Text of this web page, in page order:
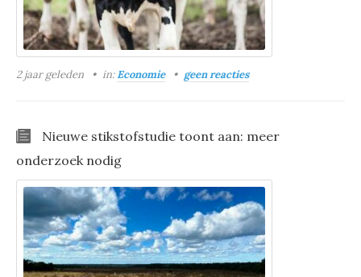
2 jaar geleden in:Economie geen reacties
Nieuwe stikstofstudie toont aan: meer
onderzoek nodig